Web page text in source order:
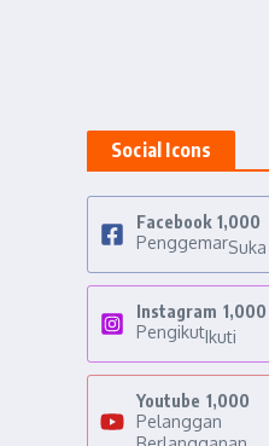
Social Icons
Facebook 1,000
PenggemarSuka
Instagram 1,000
PengikutIkuti
Youtube 1,000
Pelanggan